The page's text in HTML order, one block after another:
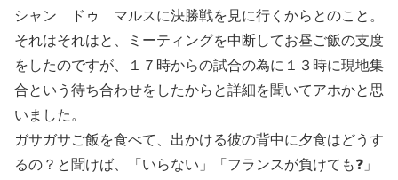
シャン ドゥ マルスに決勝戦を見に行くからとのこと。
それはそれはと、ミーティングを中断してお昼ご飯の支度
をしたのですが、１７時からの試合の為に１３時に現地集
合という待ち合わせをしたからと詳細を聞いてアホかと思
いました。
ガサガサご飯を食べて、出かける彼の背中に夕食はどうす
るの？と聞けば、「いらない」「フランスが負けても❓」